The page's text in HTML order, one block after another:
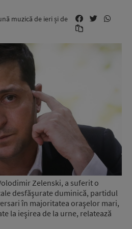
muzică de ieri și de
Zelenski, a suferit o
desfăşurate duminică, partidul
în majoritatea oraşelor mari,
la ieşirea de la urne, relatează